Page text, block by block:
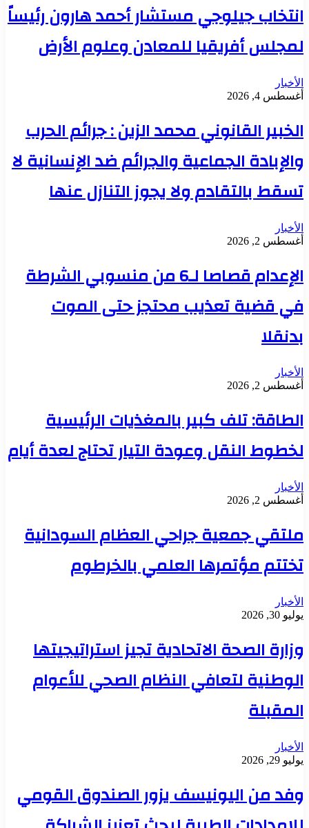
انتخاب جيلوجي مستشار أحمد هارون رئيساً
لمجلس أفريقيا للمعادن وعلوم الأرض
الأخبار
أغسطس 4, 2026
الخبير القانوني محمد الزين : جرائم الحرب
والإبادة الجماعية والجرائم ضد الإنسانية لا
تسقط بالتقادم ولا يجوز التنازل عنها
الأخبار
أغسطس 2, 2026
الإعدام قصاصا لـ6 من منسوبي الشرطة
في قضية تعذيب محتجز حتى الموت
بدنقلا
الأخبار
أغسطس 2, 2026
الطاقة: تلف كبير بالمغذيات الرئيسية
لخطوط النقل وعودة التيار تحتاج لعدة أيام
الأخبار
أغسطس 2, 2026
ملتقي جمعية جراحي العظام السودانية
تختتم مؤتمرها العلمي بالخرطوم
الأخبار
يوليو 30, 2026
وزارة الصحة الاتحادية تجيز استراتيجيتها
الوطنية لتعافي النظام الصحي للأعوام
المقبلة
الأخبار
يوليو 29, 2026
وفد من اليونيسف يزور الصندوق القومي